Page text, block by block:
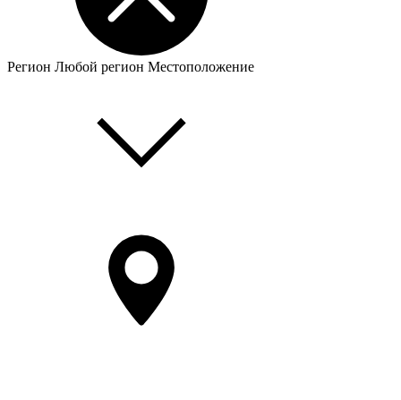
Регион Любой регион Местоположение